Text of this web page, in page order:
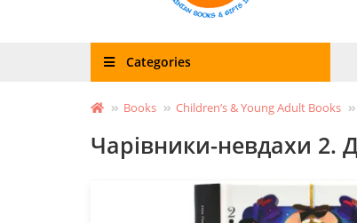
Categories
Books Children’s & Young Adult Books
Чарівники-невдахи 2.